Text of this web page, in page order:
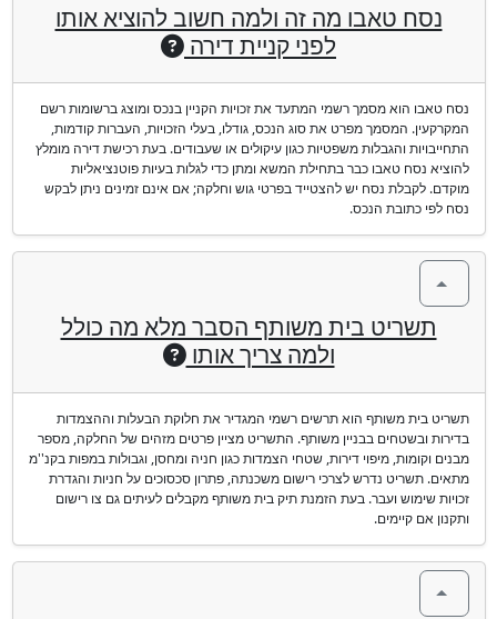
נסח טאבו מה זה ולמה חשוב להוציא אותו
לפני קניית דירה
נסח טאבו הוא מסמך רשמי המתעד את זכויות הקניין בנכס ומוצג ברשומות רשם
המקרקעין. המסמך מפרט את סוג הנכס, גודלו, בעלי הזכויות, העברות קודמות,
התחייבויות והגבלות משפטיות כגון עיקולים או שעבודים. בעת רכישת דירה מומלץ
להוציא נסח טאבו כבר בתחילת המשא ומתן כדי לגלות בעיות פוטנציאליות
מוקדם. לקבלת נסח יש להצטייד בפרטי גוש וחלקה; אם אינם זמינים ניתן לבקש
נסח לפי כתובת הנכס.
תשריט בית משותף הסבר מלא מה כולל
ולמה צריך אותו
תשריט בית משותף הוא תרשים רשמי המגדיר את חלוקת הבעלות וההצמדות
בדירות ובשטחים בבניין משותף. התשריט מציין פרטים מזהים של החלקה, מספר
מבנים וקומות, מיפוי דירות, שטחי הצמדות כגון חניה ומחסן, וגבולות במפות בקנ''מ
מתאים. תשריט נדרש לצרכי רישום משכנתה, פתרון סכסוכים על חניות והגדרת
זכויות שימוש ועבר. בעת הזמנת תיק בית משותף מקבלים לעיתים גם צו רישום
ותקנון אם קיימים.